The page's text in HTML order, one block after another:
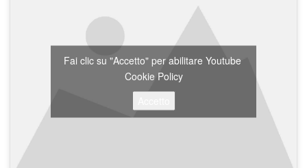
Fai clic su "Accetto" per abilitare Youtube
Cookie Policy